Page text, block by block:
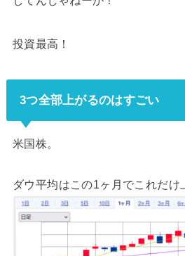
投資最高！
3つ全部上がるのはすごい
米国株。
ダウ平均はこの1ヶ月でこれだけ